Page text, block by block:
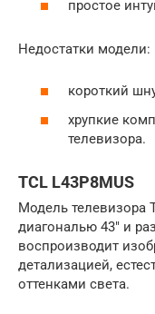
простое
Недостатки модели:
короткий
хрупкие
телевизора.
TCL L43P8MUS
Модель телевизора
диагональю 43″ и
воспроизводит
детализацией,
оттенками света.